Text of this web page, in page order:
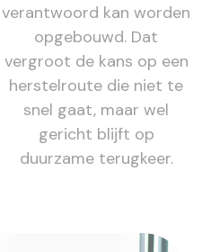
verantwoord kan worden
opgebouwd. Dat
vergroot de kans op een
herstelroute die niet te
snel gaat, maar wel
gericht blijft op
duurzame terugkeer.